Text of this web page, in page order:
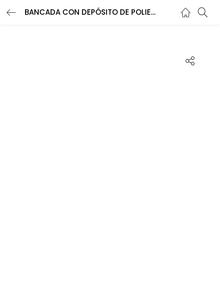
BANCADA CON DEPÓSITO DE POLIETILENO CON BOMBA DE MEMBRANA Y DE PISTÓN